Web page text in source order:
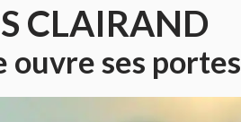
CLAIRAND
ouvre ses portes